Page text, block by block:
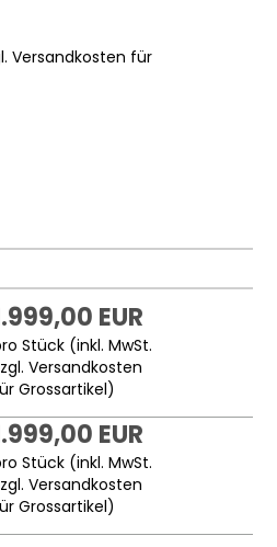
Versandkosten für
EUR
Stück (inkl. MwSt.
Versandkosten
Grossartikel)
EUR
Stück (inkl. MwSt.
Versandkosten
Grossartikel)